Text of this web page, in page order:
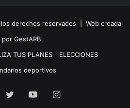
derechos reservados | Web creada
por GestARB
TUS PLANES
ELECCIONES
deportivos
Twitter YouTubeInstagram